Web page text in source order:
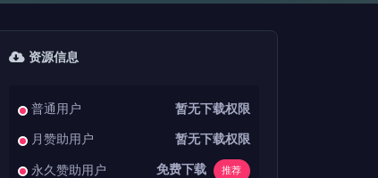
资源信息
普通用户 暂无下载权限
月赞助用户 暂无下载权限
永久赞助用户 免费下载 推荐